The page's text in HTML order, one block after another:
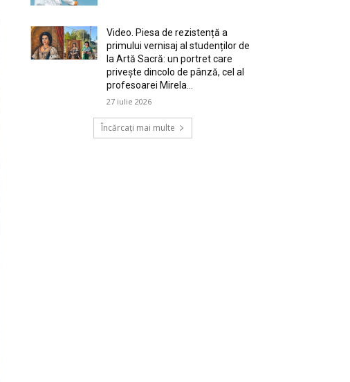
Video. Piesa de rezistență a
primului vernisaj al studenților de
la Artă Sacră: un portret care
privește dincolo de pânză, cel al
profesoarei Mirela...
27 iulie 2026
Încărcați mai multe